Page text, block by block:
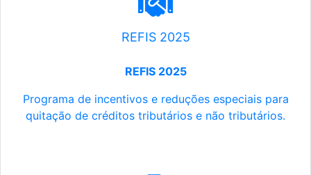
REFIS 2025
REFIS 2025
Programa de incentivos e reduções especiais para
quitação de créditos tributários e não tributários.